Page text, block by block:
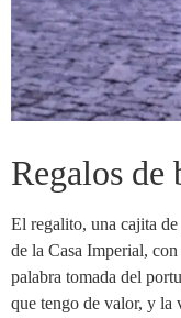
Regalos de
El regalito, una cajita
de la Casa Imperial,
palabra tomada del
que tengo de valor, y la